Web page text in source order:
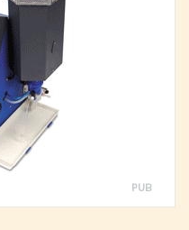
PUB